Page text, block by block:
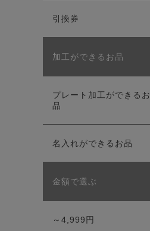
引換券
加工ができるお品
プレート加工ができるお
品
名入れができるお品
金額で選ぶ
～4,999円